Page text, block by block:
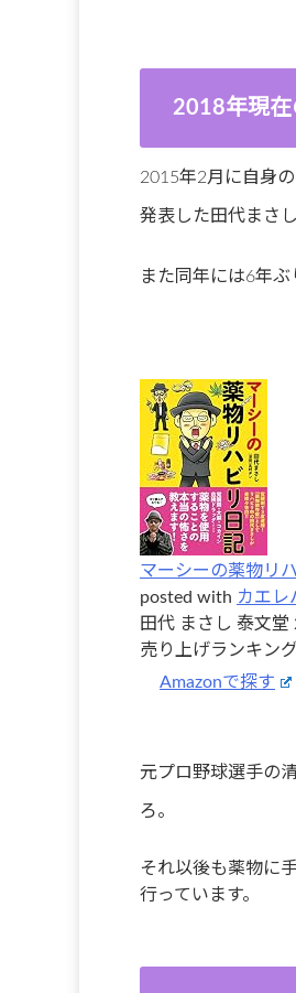
2018年現在
2015年2月に自身
発表した田代まさし
また同年には6年
マーシーの薬物リ
posted with カエレ
田代 まさし 泰文
売り上げランキン
Amazonで探す
元プロ野球選手の
ろ。
それ以後も薬物に
行っています。